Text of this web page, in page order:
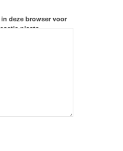
deze browser voor
plaats.